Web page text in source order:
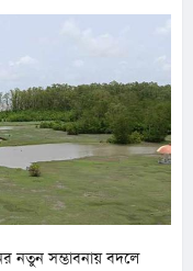
নতুন সম্ভাবনায় বদলে